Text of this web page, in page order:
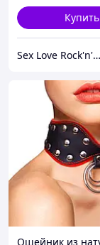
Купить
Sex Love Rock'n'Roll 🔥❤️🤘
Ошейник из